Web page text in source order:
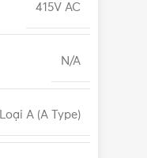
415V AC
N/A
Loại A (A Type)